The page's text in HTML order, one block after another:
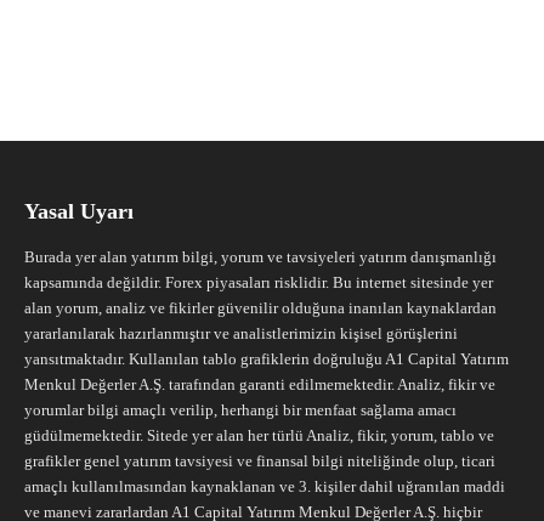
Yasal Uyarı
Burada yer alan yatırım bilgi, yorum ve tavsiyeleri yatırım danışmanlığı
kapsamında değildir. Forex piyasaları risklidir. Bu internet sitesinde yer
alan yorum, analiz ve fikirler güvenilir olduğuna inanılan kaynaklardan
yararlanılarak hazırlanmıştır ve analistlerimizin kişisel görüşlerini
yansıtmaktadır. Kullanılan tablo grafiklerin doğruluğu A1 Capital Yatırım
Menkul Değerler A.Ş. tarafından garanti edilmemektedir. Analiz, fikir ve
yorumlar bilgi amaçlı verilip, herhangi bir menfaat sağlama amacı
güdülmemektedir. Sitede yer alan her türlü Analiz, fikir, yorum, tablo ve
grafikler genel yatırım tavsiyesi ve finansal bilgi niteliğinde olup, ticari
amaçlı kullanılmasından kaynaklanan ve 3. kişiler dahil uğranılan maddi
ve manevi zararlardan A1 Capital Yatırım Menkul Değerler A.Ş. hiçbir